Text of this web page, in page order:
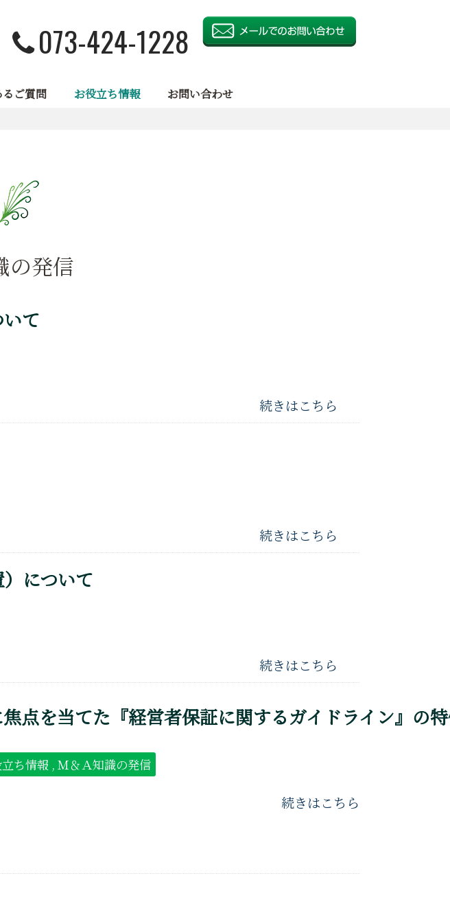
073-424-1228
るご質問 お役立ち情報 お問い合わせ
の発信
て
続きはこちら
続きはこちら
について
続きはこちら
点を当てた『経営者保証に関するガイドライン』の
ち情報 Ｍ＆Ａ知識の発信
続きはこちら